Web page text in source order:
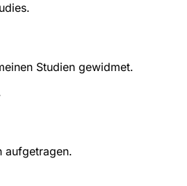
Studien gewidmet.
aufgetragen.